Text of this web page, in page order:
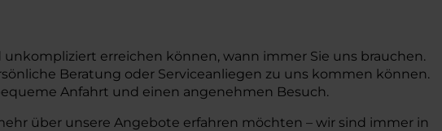
erreichen können, wann immer Sie uns brauchen.
Beratung oder Serviceanliegen zu uns kommen können.
Anfahrt und einen angenehmen Besuch.
über unsere Angebote erfahren möchten – wir sind immer in